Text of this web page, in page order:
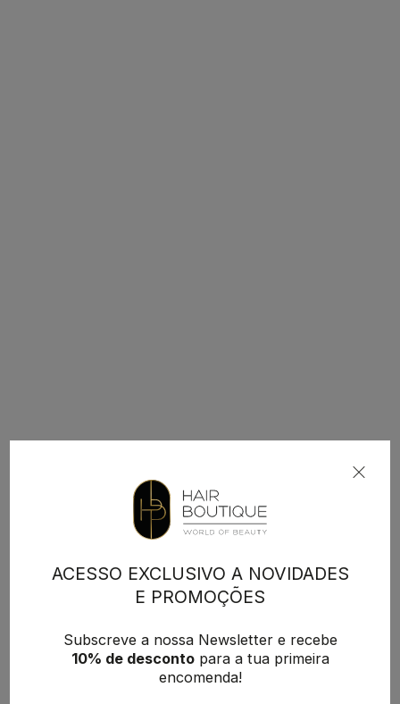
ACESSO EXCLUSIVO A NOVIDADES
E PROMOÇÕES
Subscreve a nossa Newsletter e recebe
10% de descontopara a tua primeira
encomenda!